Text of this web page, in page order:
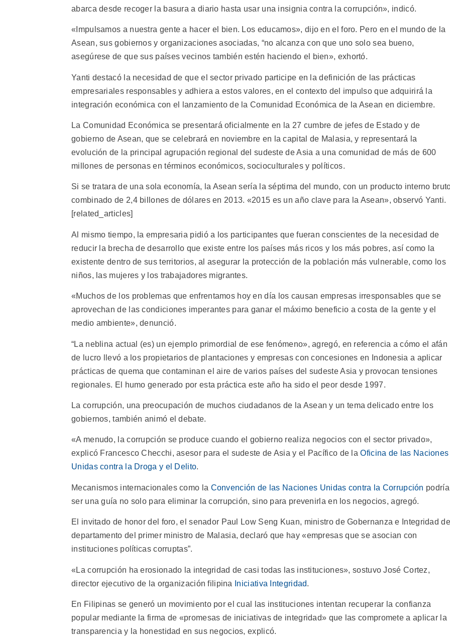
abarca desde recoger la basura a diario hasta usar una insignia contra la corrupción», indicó.
«Impulsamos a nuestra gente a hacer el bien. Los educamos», dijo en el foro. Pero en el mundo de la
Asean, sus gobiernos y organizaciones asociadas, “no alcanza con que uno solo sea bueno,
asegúrese de que sus países vecinos también estén haciendo el bien», exhortó.
Yanti destacó la necesidad de que el sector privado participe en la definición de las prácticas
empresariales responsables y adhiera a estos valores, en el contexto del impulso que adquirirá la
integración económica con el lanzamiento de la Comunidad Económica de la Asean en diciembre.
La Comunidad Económica se presentará oficialmente en la 27 cumbre de jefes de Estado y de
gobierno de Asean, que se celebrará en noviembre en la capital de Malasia, y representará la
evolución de la principal agrupación regional del sudeste de Asia a una comunidad de más de 600
millones de personas en términos económicos, socioculturales y políticos.
Si se tratara de una sola economía, la Asean sería la séptima del mundo, con un producto interno
combinado de 2,4 billones de dólares en 2013. «2015 es un año clave para la Asean», observó Yanti.
[related_articles]
Al mismo tiempo, la empresaria pidió a los participantes que fueran conscientes de la necesidad de
reducir la brecha de desarrollo que existe entre los países más ricos y los más pobres, así como la
existente dentro de sus territorios, al asegurar la protección de la población más vulnerable, como los
niños, las mujeres y los trabajadores migrantes.
«Muchos de los problemas que enfrentamos hoy en día los causan empresas irresponsables que se
aprovechan de las condiciones imperantes para ganar el máximo beneficio a costa de la gente y el
medio ambiente», denunció.
“La neblina actual (es) un ejemplo primordial de ese fenómeno», agregó, en referencia a cómo el afán
de lucro llevó a los propietarios de plantaciones y empresas con concesiones en Indonesia a aplicar
prácticas de quema que contaminan el aire de varios países del sudeste Asia y provocan tensiones
regionales. El humo generado por esta práctica este año ha sido el peor desde 1997.
La corrupción, una preocupación de muchos ciudadanos de la Asean y un tema delicado entre los
gobiernos, también animó el debate.
«A menudo, la corrupción se produce cuando el gobierno realiza negocios con el sector privado»,
explicó Francesco Checchi, asesor para el sudeste de Asia y el Pacífico de la Oficina de las Naciones
Unidas contra la Droga y el Delito.
Mecanismos internacionales como la Convención de las Naciones Unidas contra la Corrupción
ser una guía no solo para eliminar la corrupción, sino para prevenirla en los negocios, agregó.
El invitado de honor del foro, el senador Paul Low Seng Kuan, ministro de Gobernanza e Integridad
departamento del primer ministro de Malasia, declaró que hay «empresas que se asocian con
instituciones políticas corruptas”.
«La corrupción ha erosionado la integridad de casi todas las instituciones», sostuvo José Cortez,
director ejecutivo de la organización filipina
Iniciativa Integridad.
En Filipinas se generó un movimiento por el cual las instituciones intentan recuperar la confianza
popular mediante la firma de «promesas de iniciativas de integridad» que las compromete a aplicar la
transparencia y la honestidad en sus negocios, explicó.